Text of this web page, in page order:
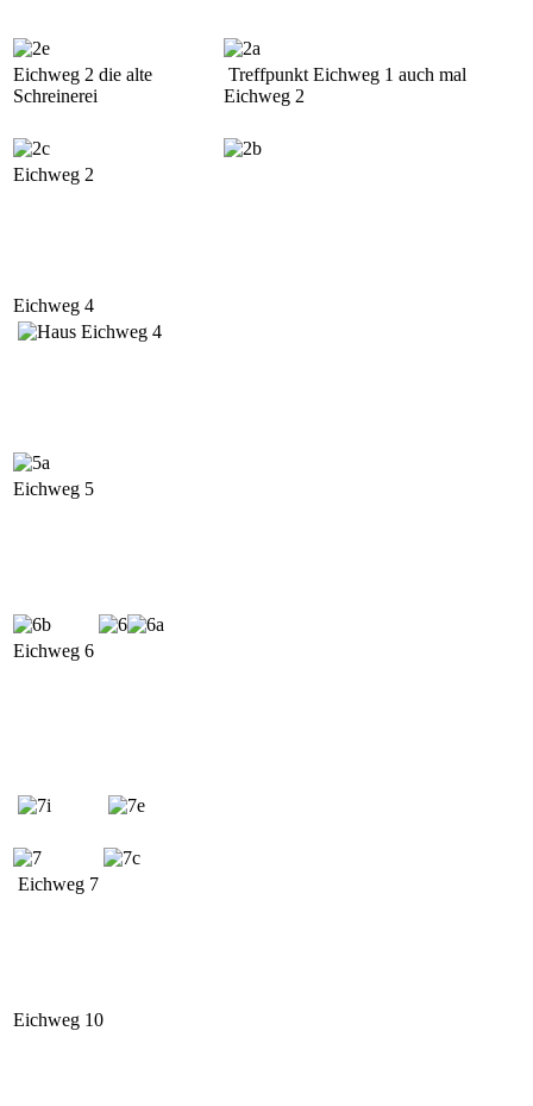
Eichweg 2 die alte
Schreinerei
Treffpunkt Eichweg 1 auch mal
Eichweg 2
Eichweg 2
Eichweg 4
Eichweg 5
Eichweg 6
Eichweg 7
Eichweg 10